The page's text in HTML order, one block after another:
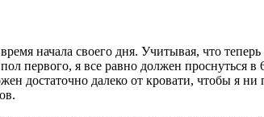
начала своего дня. Учитывая, что теперь
первого, я все равно должен проснуться в
достаточно далеко от кровати, чтобы я ни